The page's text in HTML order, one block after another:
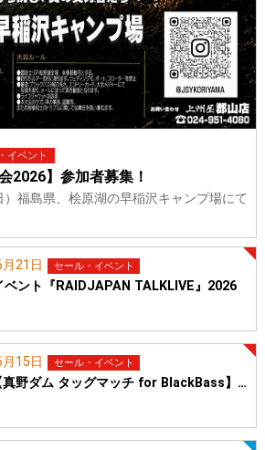
イベント
2026】参加者募集！
福島県、桧原湖の早稲沢キャンプ場にて
21日 セール・イベント
ベント『RAIDJAPAN TALKLIVE』2026
15日 セール・イベント
真野ダム タッグマッチ for BlackBass】…